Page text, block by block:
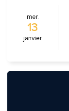
mer.
13
janvier